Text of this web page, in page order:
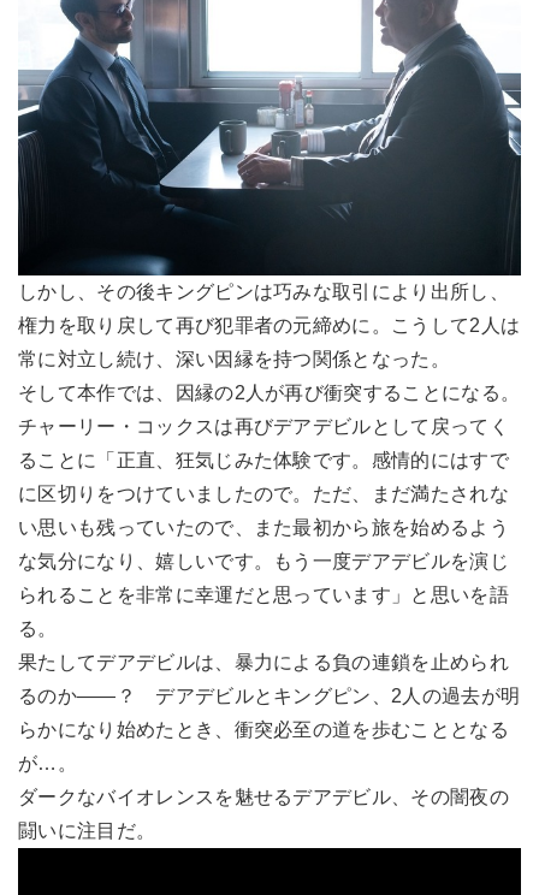
しかし、その後キングピンは巧みな取引により出所し、
権力を取り戻して再び犯罪者の元締めに。こうして2人は
常に対立し続け、深い因縁を持つ関係となった。
そして本作では、因縁の2人が再び衝突することになる。
チャーリー・コックスは再びデアデビルとして戻ってく
ることに「正直、狂気じみた体験です。感情的にはすで
に区切りをつけていましたので。ただ、まだ満たされな
い思いも残っていたので、また最初から旅を始めるよう
な気分になり、嬉しいです。もう一度デアデビルを演じ
られることを非常に幸運だと思っています」と思いを語
る。
果たしてデアデビルは、暴力による負の連鎖を止められ
るのか――？ デアデビルとキングピン、2人の過去が明
らかになり始めたとき、衝突必至の道を歩むこととなる
が…。
ダークなバイオレンスを魅せるデアデビル、その闇夜の
闘いに注目だ。